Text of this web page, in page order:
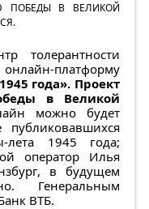
ПОБЕДЫ В ВЕЛИКОЙ
толерантности
платформу
года». Проект
в Великой
можно будет
лета 1945 года;
оператор Илья
в будущем
Генеральным
ВТБ.